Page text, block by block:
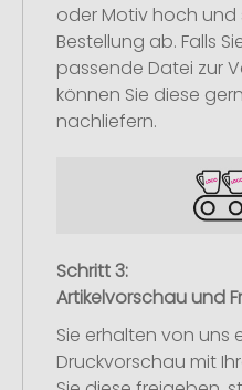
oder Motiv hoch und
Bestellung ab. Falls
passende Datei zur
können Sie diese
nachliefern.
Schritt 3:
Artikelvorschau und
Sie erhalten von uns
Druckvorschau mit